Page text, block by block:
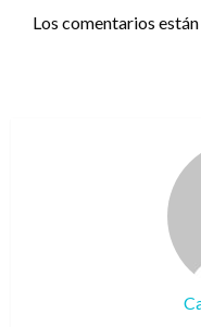
Los comentarios